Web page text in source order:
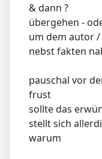
& dann ?
übergehen -
um dem autor
nebst fakten
pauschal vor
frust
sollte das
stellt sich
warum